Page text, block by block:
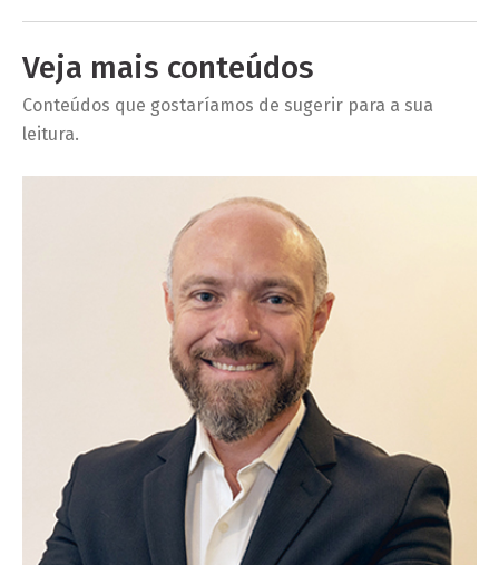
Veja mais conteúdos
Conteúdos que gostaríamos de sugerir para a sua
leitura.